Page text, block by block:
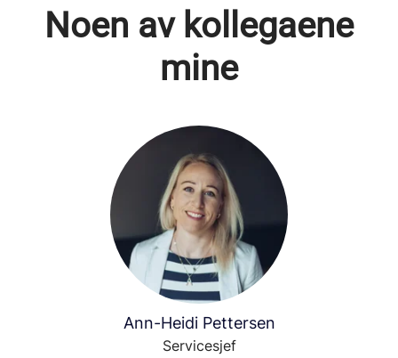
Noen av kollegaene
mine
Ann-Heidi Pettersen
Servicesjef